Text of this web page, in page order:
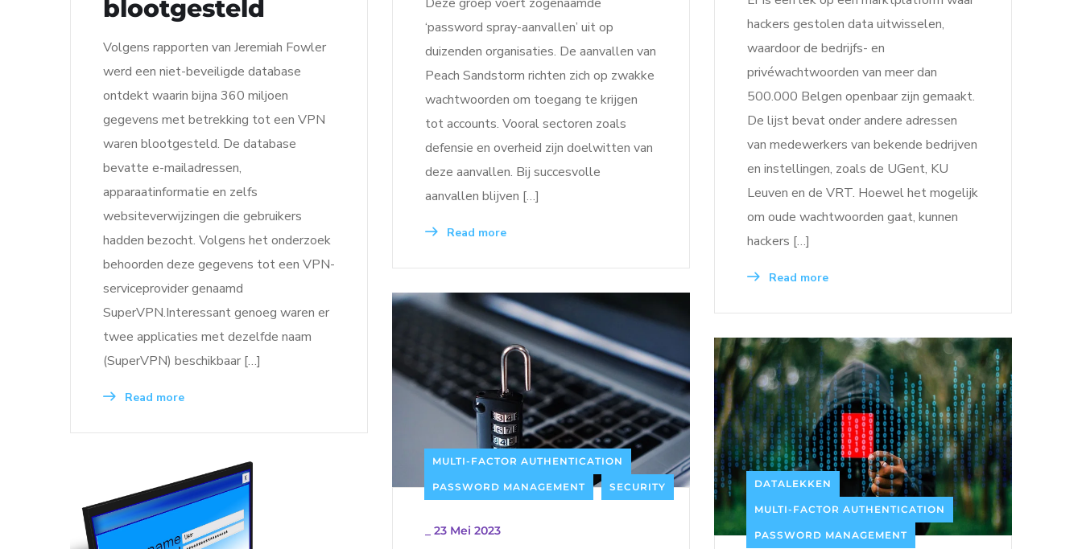
‘password spray-aanvallen’ uit op
duizenden organisaties. De aanvallen van
Peach Sandstorm richten zich op zwakke
wachtwoorden om toegang te krijgen
tot accounts. Vooral sectoren zoals
defensie en overheid zijn doelwitten van
deze aanvallen. Bij succesvolle
aanvallen blijven […]
Read more
hackers gestolen data uitwisselen,
waardoor de bedrijfs- en
privéwachtwoorden van meer dan
500.000 Belgen openbaar zijn gemaakt.
De lijst bevat onder andere adressen
van medewerkers van bekende bedrijven
en instellingen, zoals de UGent, KU
Leuven en de VRT. Hoewel het mogelijk
om oude wachtwoorden gaat, kunnen
hackers […]
Read more
blootgesteld
Volgens rapporten van Jeremiah Fowler
werd een niet-beveiligde database
ontdekt waarin bijna 360 miljoen
gegevens met betrekking tot een VPN
waren blootgesteld. De database
bevatte e-mailadressen,
apparaatinformatie en zelfs
websiteverwijzingen die gebruikers
hadden bezocht. Volgens het onderzoek
behoorden deze gegevens tot een VPN-
serviceprovider genaamd
SuperVPN.Interessant genoeg waren er
twee applicaties met dezelfde naam
(SuperVPN) beschikbaar […]
Read more
MULTI-FACTOR AUTHENTICATION
PASSWORD MANAGEMENT SECURITY
23 Mei 2023
DATALEKKEN
MULTI-FACTOR AUTHENTICATION
PASSWORD MANAGEMENT